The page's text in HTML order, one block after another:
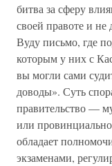
битва за сферу
своей правоте и
Вуду письмо, где
которым у них с
вы могли сами
доводы». Суть
правительство —
или
обладает
экзаменами,